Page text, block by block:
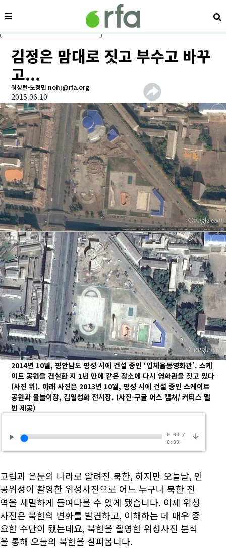
메인 콘텐츠로 건너뛰기
메뉴 검
김정은 맘대로 짓고 부수고 바꾸
고...
워싱턴-노정민 nohj@rfa.org
2015.06.10
2014년 10월, 평안남도 평성 시에 건설 중인 ‘입체율동영화관’. 스케
이트 공원을 건설한 지 1년 만에 같은 장소에 다시 영화관을 짓고 있다
(사진 위). 아래 사진은 2013년 10월, 평성 시에 건설 중인 스케이트
공원과 물놀이장, 김일성화 전시장. (사진-구글 어스 캡쳐/ 커티스 멜
빈 제공)
0:00/
0:00
고립과 은둔의 나라로 알려진 북한, 하지만 오늘날, 인
공위성이 촬영한 위성사진으로 어느 누구나 북한 전
역을 세밀하게 들여다볼 수 있게 됐습니다. 이제 위성
사진은 북한의 변화를 발견하고, 이해하는 데 매우 중
요한 수단이 됐는데요, 북한을 촬영한 위성사진 분석
을 통해 오늘의 북한을 살펴봅니다.